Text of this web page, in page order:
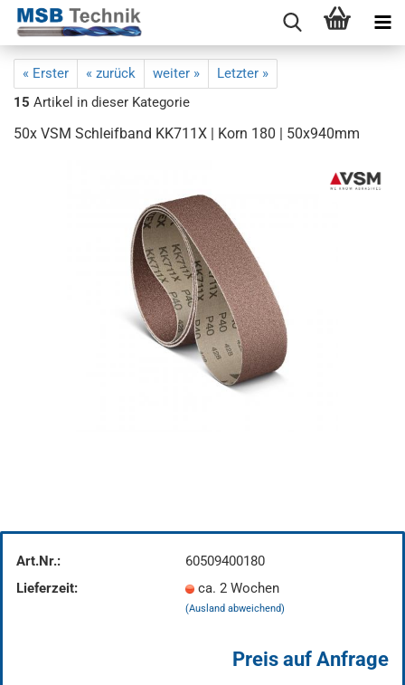
« Erster « zurück weiter »
Letzter »
15 Artikel in dieser Kategorie
50x VSM Schleifband KK711X | Korn 180 | 50x940mm
Art.Nr.:
60509400180
Lieferzeit:
ca. 2 Wochen
(Ausland abweichend)
Preis auf Anfrage